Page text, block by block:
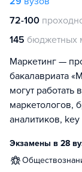
72-100
145 бюджетных
Маркетинг —
бакалавриата
могут работать
маркетологов,
аналитиков,
Экзамены в 28